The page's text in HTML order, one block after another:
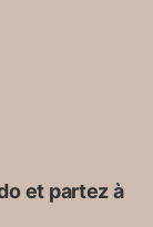
et partez à